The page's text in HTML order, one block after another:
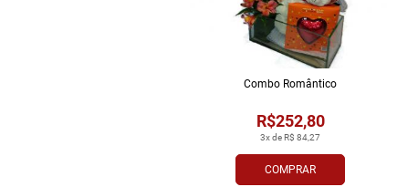
COMPRAR
3x de R$ 84,27
R$252,80
Combo Romântico